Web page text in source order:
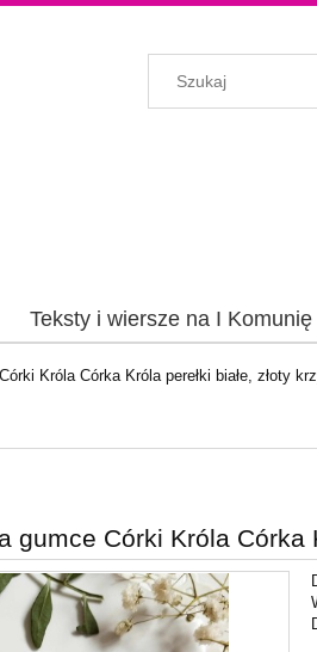
Teksty i wiersze na I
Króla Córka Króla perełki białe, złoty
gumce Córki Króla Córka